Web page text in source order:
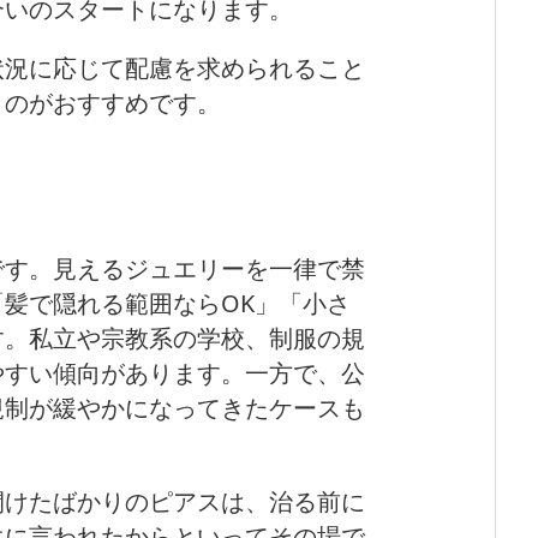
のスタートになります。
に応じて配慮を求められること
がおすすめです。
。見えるジュエリーを一律で禁
で隠れる範囲ならOK」「小さ
私立や宗教系の学校、制服の規
い傾向があります。一方で、公
が緩やかになってきたケースも
たばかりのピアスは、治る前に